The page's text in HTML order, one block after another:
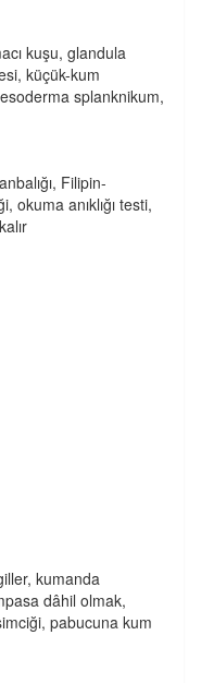
kuşu, glandula
küçük-kum
splanknikum,
Filipin-
okuma anıklığı testi,
kumanda
dâhil olmak,
pabucuna kum